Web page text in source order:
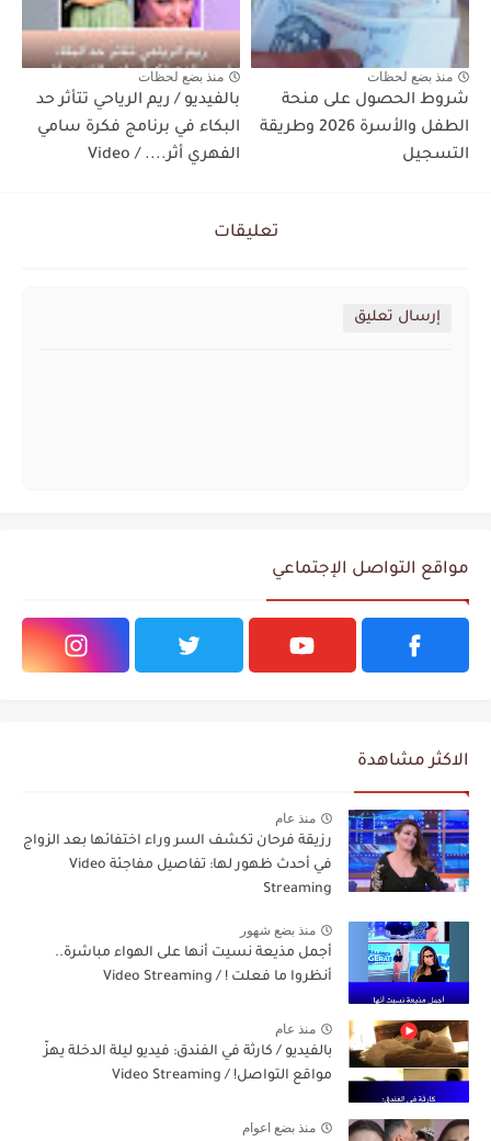
منذ بضع لحظات
شروط الحصول على منحة
الطفل والأسرة 2026 وطريقة
التسجيل
منذ بضع لحظات
بالفيديو / ريم الرياحي تتأثر حد
البكاء في برنامج فكرة سامي
الفهري أثر.... / Video
تعليقات
إرسال تعليق
مواقع التواصل الإجتماعي
الاكثر مشاهدة
منذ عام
رزيقة فرحان تكشف السر وراء اختفائها بعد الزواج
في أحدث ظهور لها: تفاصيل مفاجئة Video
Streaming
منذ بضع شهور
أجمل مذيعة نسيت أنها على الهواء مباشرة..
أنظروا ما فعلت ! / Video Streaming
منذ عام
بالفيديو / كارثة في الفندق: فيديو ليلة الدخلة يهزّ
مواقع التواصل! / Video Streaming
منذ بضع اعوام